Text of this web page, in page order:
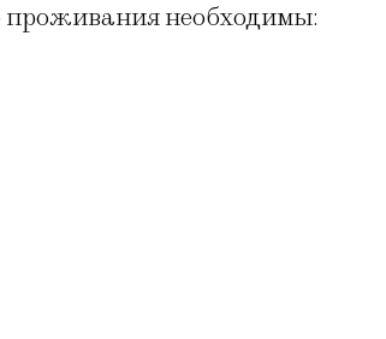
проживания необходимы: